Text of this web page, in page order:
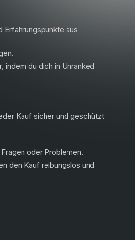
Erfahrungspunkte aus
indem du dich in Unranked
Kauf sicher und geschützt
oder Problemen.
den Kauf reibungslos und